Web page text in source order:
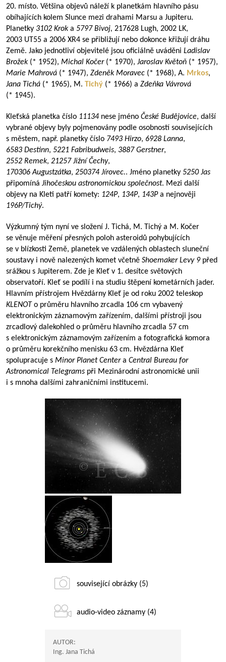
20. místo. Většina objevů náleží k planetkám hlavního pásu
obíhajících kolem Slunce mezi drahami Marsu a Jupiteru.
Planetky 3102 Kroka 5797 Bivoj, 217628 Lugh, 2002 LK,
2003 UT55 a 2006 XR4 se přibližují nebo dokonce křižují dráhu
Země. Jako jednotliví objevitelé jsou oficiálně uváděni Ladislav
Brožek(* 1952), Michal Kočer(* 1970), Jaroslav Květoň (* 1957),
Marie Mahrová (* 1947), Zdeněk Moravec (* 1968), A. Mrkos,
Jana Tichá (* 1965), M. Tichý (* 1966) a Zdeňka Vávrová
(* 1945).
Kleťská planetka číslo 11134 nese jméno České Budějovice, další
vybrané objevy byly pojmenovány podle osobností souvisejících
s městem, např. planetky číslo 7493 Hirzo, 6928 Lanna,
6583 Destinn, 5221 Fabribudweis, 3887 Gerstner,
2552 Remek, 21257 Jižní Čechy,
170306 Augustzátka, 250374 Jírovec.. Jméno planetky 5250 Jas
připomíná Jihočeskou astronomickou společnost. Mezi další
objevy na Kleti patří komety: 124P, 134P, 143Pa nejnověji
196P/Tichý.
Výzkumný tým nyní ve složení J. Tichá, M. Tichý a M. Kočer
se věnuje měření přesných poloh asteroidů pohybujících
se v blízkosti Země, planetek ve vzdálených oblastech sluneční
soustavy i nově nalezených komet včetně Shoemaker Levy 9před
srážkou s Jupiterem. Zde je Kleť v 1. desítce světových
observatoří. Kleť se podílí i na studiu štěpení kometárních jader.
Hlavním přístrojem Hvězdárny Kleť je od roku 2002 teleskop
KLENOT o průměru hlavního zrcadla 106 cm vybavený
elektronickým záznamovým zařízením, dalšími přístroji jsou
zrcadlový dalekohled o průměru hlavního zrcadla 57 cm
s elektronickým záznamovým zařízením a fotografická komora
o průměru korekčního menisku 63 cm. Hvězdárna Kleť
spolupracuje s Minor Planet Centera Central Bureau for
Astronomical Telegrams při Mezinárodní astronomické unii
i s mnoha dalšími zahraničními institucemi.
související obrázky (5)
audio-video záznamy (4)
AUTOR:
Ing. Jana Tichá